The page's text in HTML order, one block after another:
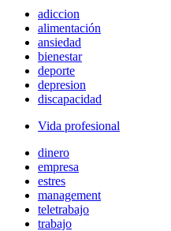
adiccion
alimentación
ansiedad
bienestar
deporte
depresion
discapacidad
Vida profesional
dinero
empresa
estres
management
teletrabajo
trabajo